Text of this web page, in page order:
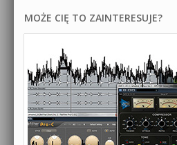
MOŻE CIĘ TO ZAINTERESUJE?